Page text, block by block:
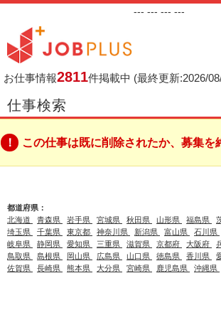
--- --- --- ---
お仕事情報2811件掲載中 (最終更新:2026/
仕事検索
この仕事は既に削除されたか、募集を
都道府県：
北海道
青森県 岩手県 宮城県 秋田県 山形県 福島県
埼玉県
千葉県 東京都 神奈川県 新潟県 富山県 石川県
岐阜県
静岡県 愛知県 三重県 滋賀県 京都府 大阪府
鳥取県
島根県 岡山県 広島県 山口県 徳島県 香川県
佐賀県
長崎県 熊本県 大分県 宮崎県 鹿児島県 沖縄県